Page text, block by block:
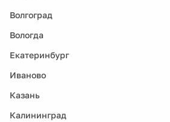
Волгоград
Вологда
Екатеринбург
Иваново
Казань
Калининград